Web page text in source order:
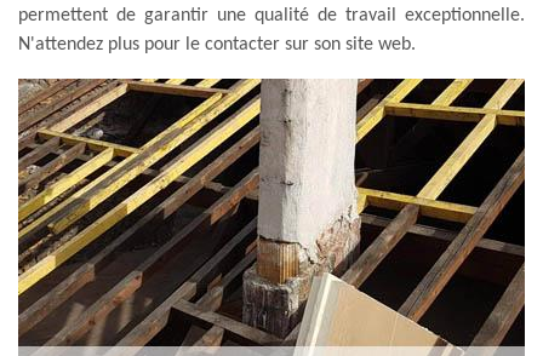
permettent de garantir une qualité de travail exceptionnelle.
N'attendez plus pour le contacter sur son site web.